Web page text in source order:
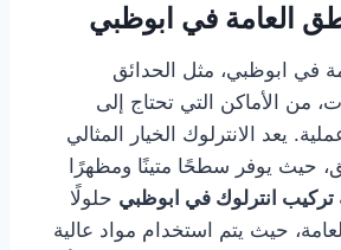
العامة في ابوظبي
في ابوظبي، مثل الحدائق
من الأماكن التي تحتاج إلى
يعد الانترلوك الخيار المثالي
حيث يوفر سطحًا متينًا ومظهرًا
انترلوك في ابوظبي حلولًا
حيث يتم استخدام مواد عالية